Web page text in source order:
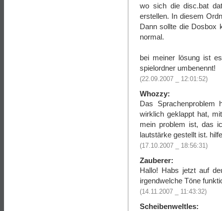
wo sich die disc.bat
erstellen. In diesem
Dann sollte die Dosbox
normal.
bei meiner lösung ist
spielordner umbenennt!
(22.09.2007 _ 12:01:52)
Whozzy:
Das Sprachenproblem
wirklich geklappt hat,
mein problem ist, das
lautstärke gestellt ist.
(17.10.2007 _ 18:56:31)
Zauberer:
Hallo! Habs jetzt auf
irgendwelche Töne
(14.11.2007 _ 11:43:32)
Scheibenweltles: